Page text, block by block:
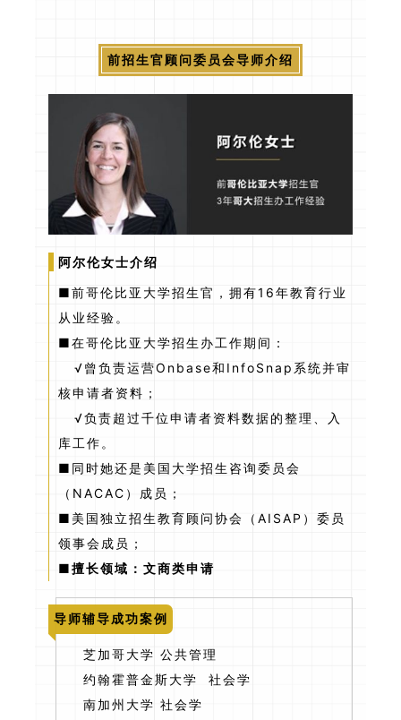
前招生官顾问委员会导师介绍
阿尔伦女士介绍
■前哥伦比亚大学招生官，拥有16年教育行业
从业经验。
■在哥伦比亚大学招生办工作期间：
√曾负责运营Onbase和InfoSnap系统并审
核申请者资料；
√负责超过千位申请者资料数据的整理、入
库工作。
■同时她还是美国大学招生咨询委员会
（NACAC）成员；
■美国独立招生教育顾问协会（AISAP）委员
领事会成员；
■擅长领域：文商类申请
导师辅导成功案例
芝加哥大学 公共管理
约翰霍普金斯大学 社会学
南加州大学 社会学